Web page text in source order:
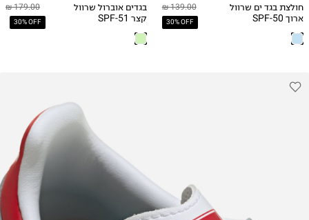
139.00 ₪
30% OFF
חולצת בגד ים שרוול
ארוך SPF-50
179.00 ₪
30% OFF
בגדים אוברול שרוול
קצר SPF-51